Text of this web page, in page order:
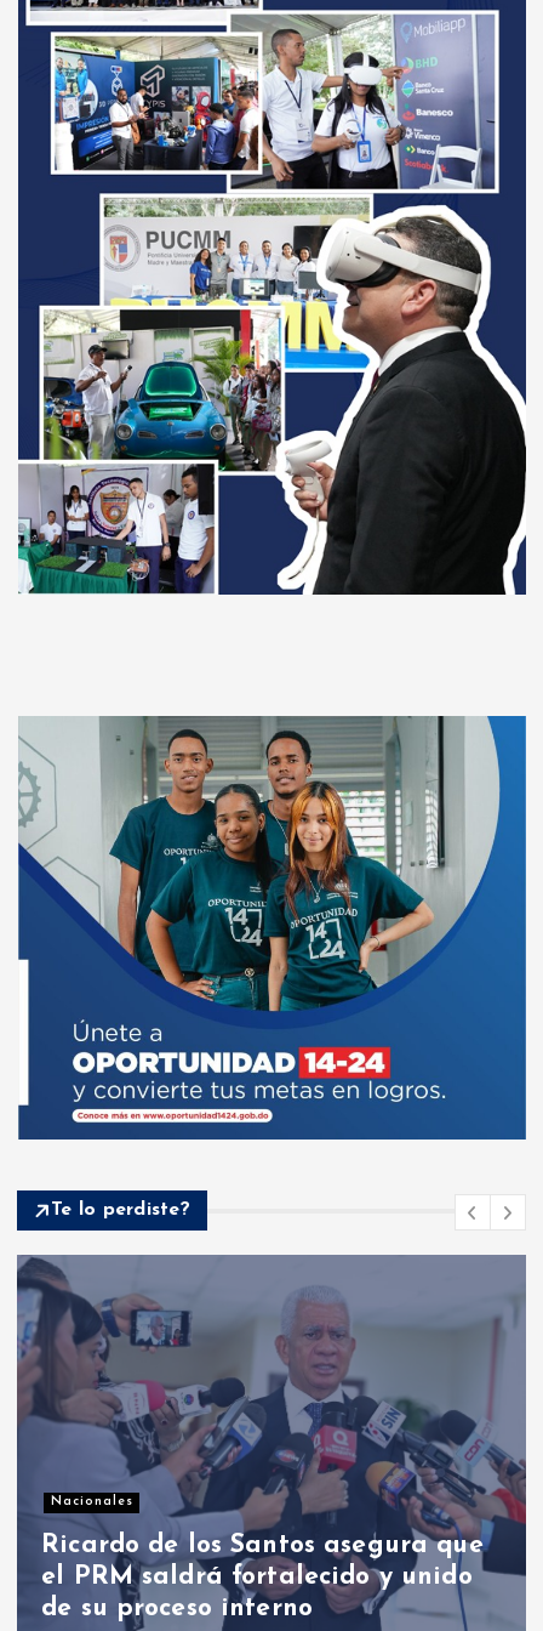
Te lo perdiste?
Nacionales
PRM designó organización política,
fue elegido Luis Abinader como
presidente para el periodo 2026-
2030